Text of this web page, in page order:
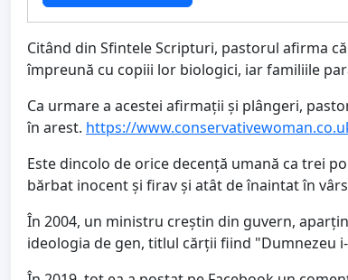
Citând din Sfintele Scripturi, pastorul afirma
împreună cu copiii lor biologici, iar familiile
Ca urmare a acestei afirmații și plângeri,
în arest. https://
Este dincolo de orice decență umană ca trei
bărbat inocent și firav și atât de înaintat în
În 2004, un ministru creștin din guvern,
ideologia de gen, titlul cărții fiind "Dumnezeu